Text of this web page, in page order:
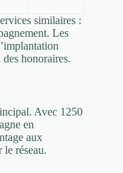
similaires :
Les
honoraires.
Avec 1250
en
aux
le réseau.